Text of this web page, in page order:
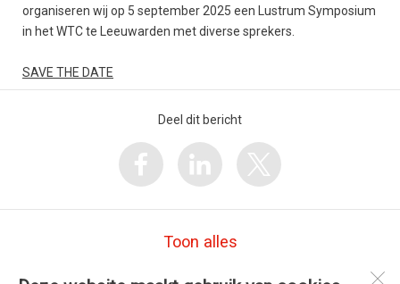
organiseren wij op 5 september 2025 een Lustrum Symposium
in het WTC te Leeuwarden met diverse sprekers.
SAVE THE DATE
Deel dit bericht
Toon alles